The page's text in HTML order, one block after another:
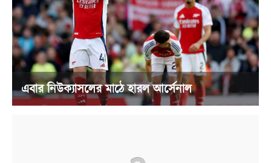
এবার নিউক্যাসলের মাঠে হারল আর্সেনাল